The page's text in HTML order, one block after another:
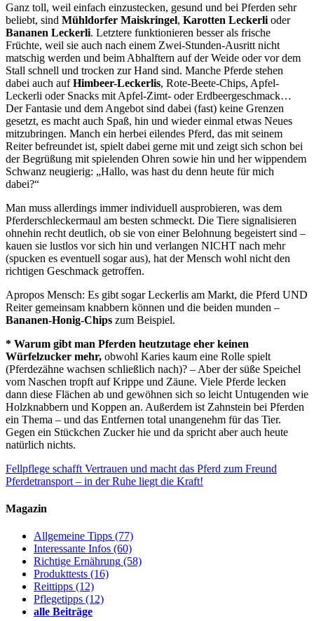
Ganz toll, weil einfach einzustecken, gesund und bei Pferden sehr
beliebt, sind Mühldorfer Maiskringel, Karotten Leckerli oder
Bananen Leckerli. Letztere funktionieren besser als frische
Früchte, weil sie auch nach einem Zwei-Stunden-Ausritt nicht
matschig werden und beim Abhalftern auf der Weide oder vor dem
Stall schnell und trocken zur Hand sind. Manche Pferde stehen
dabei auch aufHimbeer-Leckerlis, Rote-Beete-Chips, Apfel-
Leckerli oder Snacks mit Apfel-Zimt- oder Erdbeergeschmack…
Der Fantasie und dem Angebot sind dabei (fast) keine Grenzen
gesetzt, es macht auch Spaß, hin und wieder einmal etwas Neues
mitzubringen. Manch ein herbei eilendes Pferd, das mit seinem
Reiter befreundet ist, spielt dabei gerne mit und zeigt sich schon bei
der Begrüßung mit spielenden Ohren sowie hin und her wippendem
Schwanz neugierig: „Hallo, was hast du denn heute für mich
dabei?“
Man muss allerdings immer individuell ausprobieren, was dem
Pferderschleckermaul am besten schmeckt. Die Tiere signalisieren
ohnehin recht deutlich, ob sie von einer Belohnung begeistert sind –
kauen sie lustlos vor sich hin und verlangen NICHT nach mehr
(spucken es eventuell sogar aus), hat der Mensch wohl nicht den
richtigen Geschmack getroffen.
Apropos Mensch: Es gibt sogar Leckerlis am Markt, die Pferd UND
Reiter gemeinsam knabbern können und die beiden munden –
Bananen-Honig-Chips zum Beispiel.
* Warum gibt man Pferden heutzutage eher keinen
Würfelzucker mehr, obwohl Karies kaum eine Rolle spielt
(Pferdezähne wachsen schließlich nach)? – Aber der süße Speichel
vom Naschen tropft auf Krippe und Zäune. Viele Pferde lecken
dann diese Flächen ab und gewöhnen sich so leicht Untugenden wie
Holzknabbern und Koppen an. Außerdem ist Zahnstein bei Pferden
ein Thema – und das Entfernen total unangenehm für das Tier.
Gegen ein Stückchen Zucker hie und da spricht aber auch heute
natürlich nichts.
Fellpflege schafft Vertrauen und macht das Pferd zum Freund
Pferdetransport – in der Ruhe liegt die Kraft!
Magazin
Allgemeine Tipps (77)
Interessante Infos (60)
Richtige Ernährung (58)
Produkttests (16)
Reittipps (12)
Pflegetipps (12)
alle Beiträge